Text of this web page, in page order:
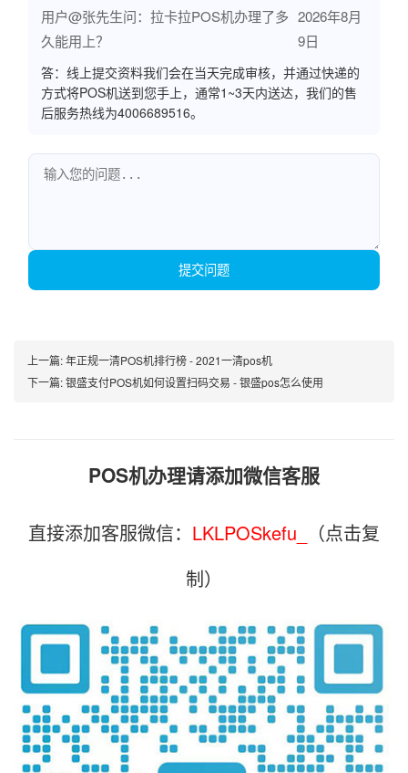
用户@张先生问：拉卡拉POS机办理了多
久能用上？
2026年8月
9日
答：线上提交资料我们会在当天完成审核，并通过快递的
方式将POS机送到您手上，通常1~3天内送达，我们的售
后服务热线为4006689516。
提交问题
上一篇:年正规一清POS机排行榜 - 2021一清pos机
下一篇:银盛支付POS机如何设置扫码交易 - 银盛pos怎么使用
POS机办理请添加微信客服
直接添加客服微信： LKLPOSkefu_
（点击复
制）